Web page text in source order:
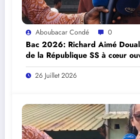
Aboubacar Condé 0
Bac 2026: Richard Aimé
de la République SS à cœur
réussite.
26 Juillet 2026